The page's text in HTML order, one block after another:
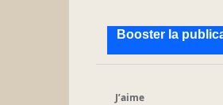
Booster la
J’aime